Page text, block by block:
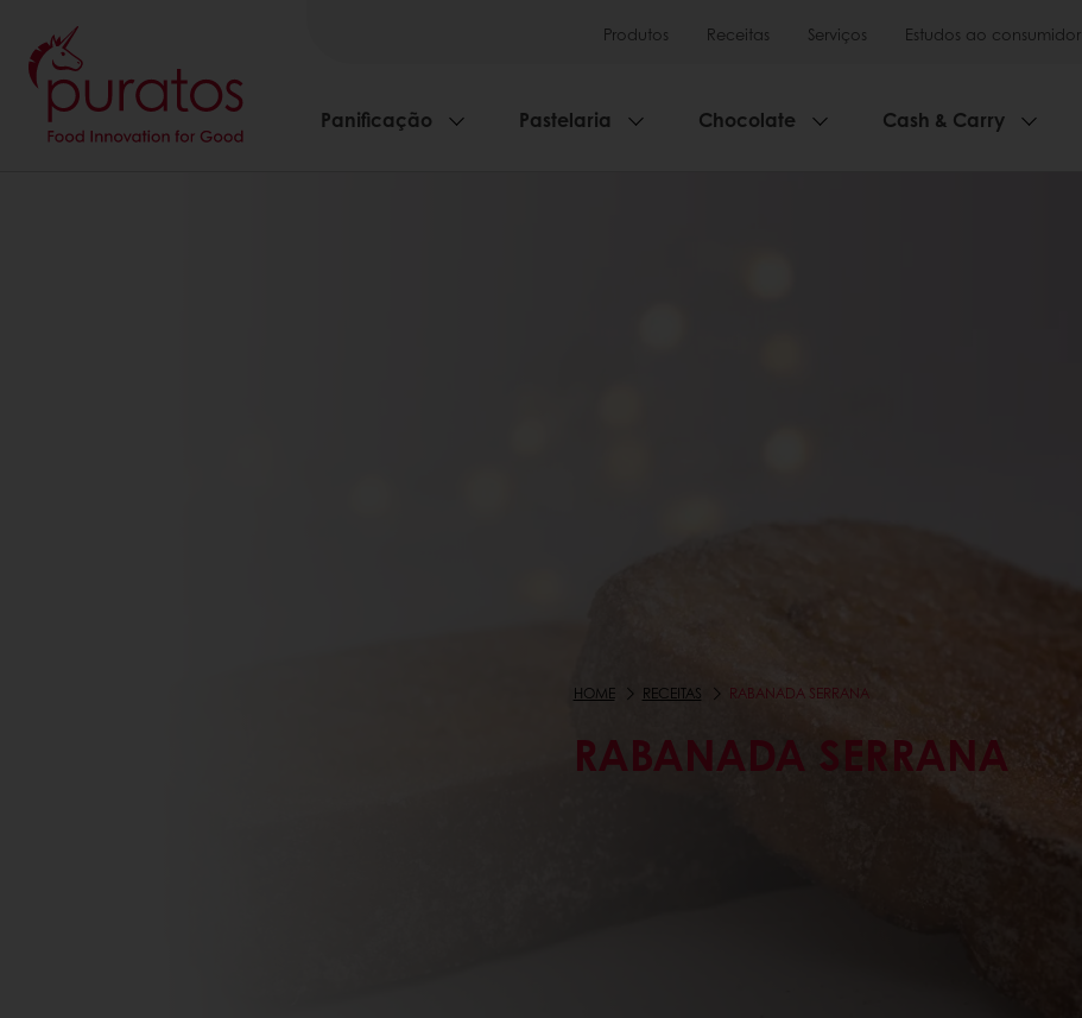
Produtos Receitas Serviços Estudos ao consumidor
Panificação Pastelaria Chocolate Cash & Carry
HOME RECEITAS RABANADA SERRANA
RABANADA SERRANA